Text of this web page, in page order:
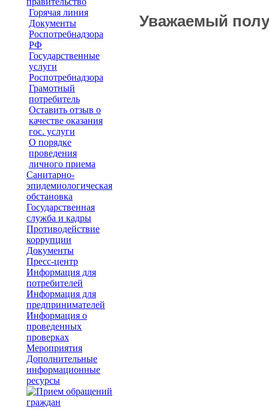
Горячая линия
Документы
Роспотребнадзора
РФ
Государственные
услуги
Роспотребнадзора
Грамотный
потребитель
Оставить отзыв о
качестве оказания
гос. услуги
О порядке
проведения
личного приема
Санитарно-
эпидемиологическая
обстановка
Государственная
служба и кадры
Противодействие
коррупции
Документы
Пресс-центр
Информация для
потребителей
Информация для
предпринимателей
Информация о
проведенных
проверках
Мероприятия
Дополнительные
информационные
ресурсы
Уважаемый